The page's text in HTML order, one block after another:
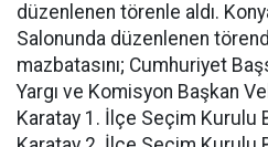
düzenlenen törenle aldı.
Salonunda düzenlenen
mazbatasını; Cumhuriyet
Yargı ve Komisyon Başkan
Karatay 1. İlçe Seçim Kurulu